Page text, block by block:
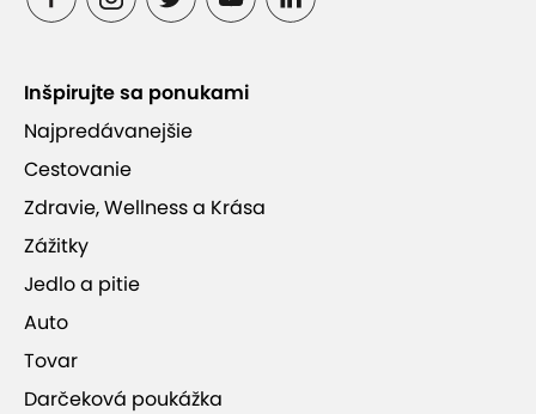
Inšpirujte sa ponukami
Najpredávanejšie
Cestovanie
Zdravie, Wellness a Krása
Zážitky
Jedlo a pitie
Auto
Tovar
Darčeková poukážka